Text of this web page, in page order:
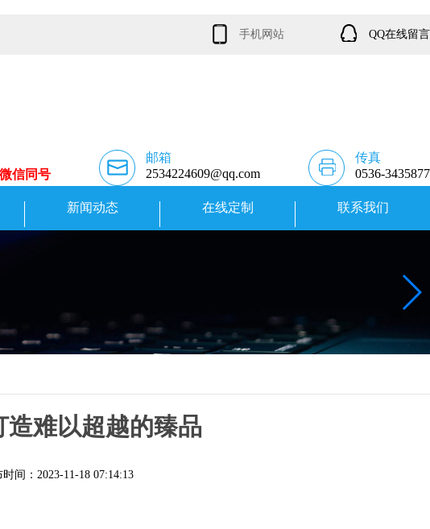
手机网站 QQ在线留言
信同号
邮箱
2534224609@qq.com
传真
0536-3435877
新闻动态 在线定制 联系我们
难以超越的臻品
间： 2023-11-18 07:14:13